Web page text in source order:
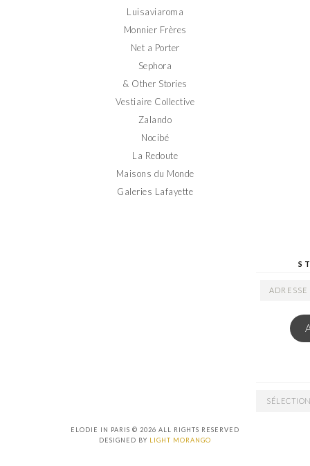
Luisaviaroma
Monnier Frères
Net a Porter
Sephora
& Other Stories
Vestiaire Collective
Zalando
Nocibé
La Redoute
Maisons du Monde
Galeries Lafayette
ADRESSE
ARCHIVES
ELODIE IN PARIS © 2026 ALL RIGHTS RESERVED
DESIGNED BY LIGHT MORANGO